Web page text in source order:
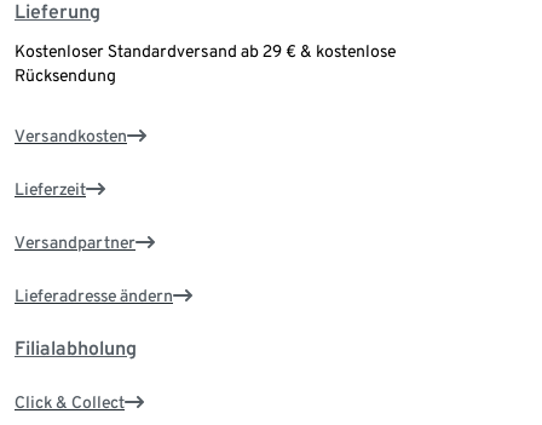
Lieferung
Kostenloser Standardversand ab 29 € & kostenlose
Rücksendung
Versandkosten
Lieferzeit
Versandpartner
Lieferadresse ändern
Filialabholung
Click & Collect